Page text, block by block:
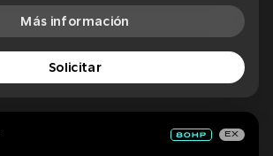
Más información
Solicitar
EX